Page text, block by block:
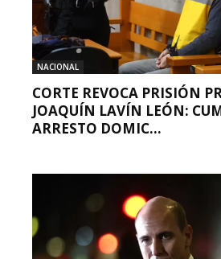
NACIONAL
CORTE REVOCA PRISIÓN
JOAQUÍN LAVÍN LEÓN:
ARRESTO DOMIC...